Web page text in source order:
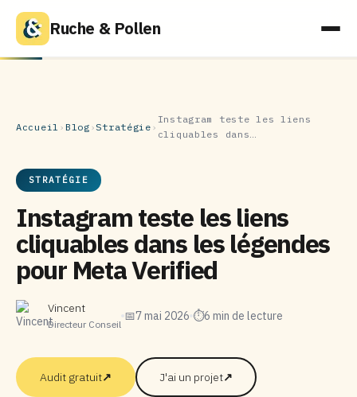
Ruche & Pollen
Accueil › Blog ›Stratégie ›
Instagram teste les liens
cliquables dans…
STRATÉGIE
Instagram teste les liens
cliquables dans les légendes
pour Meta Verified
Vincent
Directeur Conseil
📅7 mai 2026 ⏱6 min de lecture
Audit gratuit↗ J'ai un projet↗